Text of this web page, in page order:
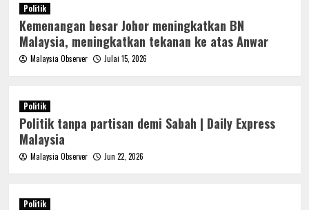
Politik
Kemenangan besar Johor meningkatkan BN
Malaysia, meningkatkan tekanan ke atas Anwar
Malaysia Observer Julai 15, 2026
Politik
Politik tanpa partisan demi Sabah | Daily Express
Malaysia
Malaysia Observer Jun 22, 2026
Politik